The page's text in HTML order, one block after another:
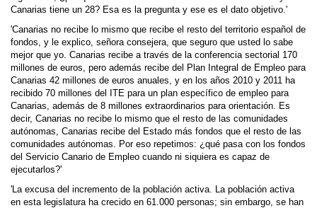
Canarias tiene un 28? Esa es la pregunta y ese es el dato objetivo.'
'Canarias no recibe lo mismo que recibe el resto del territorio español de
fondos, y le explico, señora consejera, que seguro que usted lo sabe
mejor que yo. Canarias recibe a través de la conferencia sectorial 170
millones de euros, pero además recibe del Plan Integral de Empleo para
Canarias 42 millones de euros anuales, y en los años 2010 y 2011 ha
recibido 70 millones del ITE para un plan específico de empleo para
Canarias, además de 8 millones extraordinarios para orientación. Es
decir, Canarias no recibe lo mismo que el resto de las comunidades
autónomas, Canarias recibe del Estado más fondos que el resto de las
comunidades autónomas. Por eso repetimos: ¿qué pasa con los fondos
del Servicio Canario de Empleo cuando ni siquiera es capaz de
ejecutarlos?'
'La excusa del incremento de la población activa. La población activa
en esta legislatura ha crecido en 61.000 personas; sin embargo, se han